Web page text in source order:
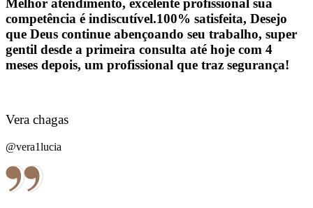
Melhor atendimento, excelente profissional sua
competência é indiscutível.100% satisfeita, Desejo
que Deus continue abençoando seu trabalho, super
gentil desde a primeira consulta até hoje com 4
meses depois, um profissional que traz segurança!
Vera chagas
@vera1lucia